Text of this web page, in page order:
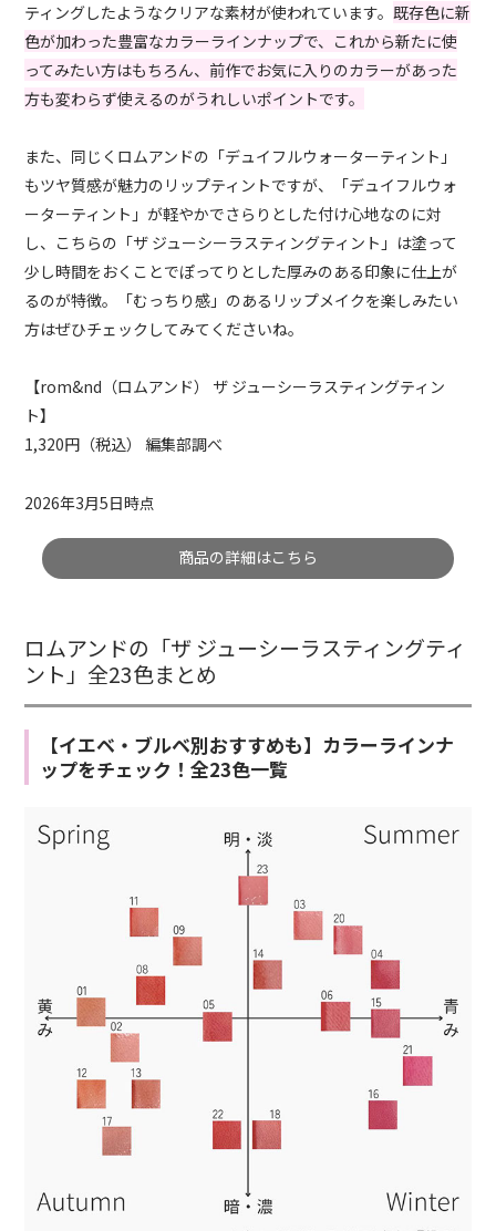
ティングしたようなクリアな素材が使われています。既存色に新
色が加わった豊富なカラーラインナップで、これから新たに使
ってみたい方はもちろん、前作でお気に入りのカラーがあった
方も変わらず使えるのがうれしいポイントです。
また、同じくロムアンドの「デュイフルウォーターティント」
もツヤ質感が魅力のリップティントですが、「デュイフルウォ
ーターティント」が軽やかでさらりとした付け心地なのに対
し、こちらの「ザ ジューシーラスティングティント」は塗って
少し時間をおくことでぽってりとした厚みのある印象に仕上が
るのが特徴。「むっちり感」のあるリップメイクを楽しみたい
方はぜひチェックしてみてくださいね。
【rom&nd（ロムアンド） ザ ジューシーラスティングティン
ト】
1,320円（税込） 編集部調べ
2026年3月5日時点
商品の詳細はこちら
ロムアンドの「ザ ジューシーラスティングティ
ント」全23色まとめ
【イエベ・ブルベ別おすすめも】カラーラインナ
ップをチェック！全23色一覧